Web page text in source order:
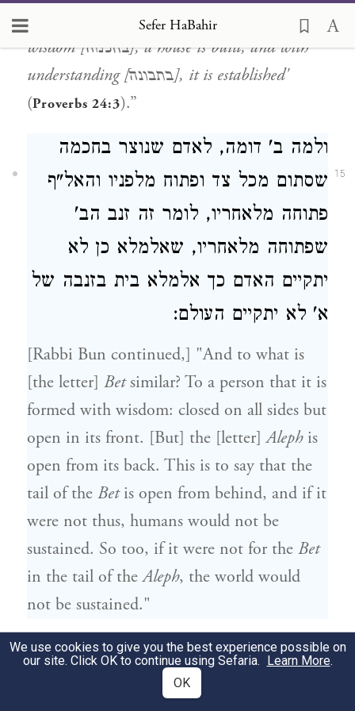
Sefer HaBahir
rather
. This what is written,
'With
wisdom [בחכמה], a house is built, and with
understanding [בתבונה], it is established'
(Proverbs 24:3).”
15
ולמה ב' דומה, לאדם שנוצר בחכמה
שסתום מכל צד ופתוח מלפניו והאל"ף
פתוחה מלאחריו, לומר זה זנב הב'
שפתוחה מלאחריו, שאלמלא כן לא
יתקיים האדם כך אלמלא בית בזנבה של
א' לא יתקיים העולם:
[Rabbi Bun continued,] "And to what is
[the letter] Betsimilar? To a person that it is
formed with wisdom: closed on all sides but
open in its front. [But] the [letter]Alephis
open from its back. This is to say that the
tail of the Betis open from behind, and if it
were not thus, humans would not be
sustained. So too, if it were not for the Bet
in the tail of theAleph, the world would
not be sustained."
אמר ר' רחומאי האורה קדמה לעולם
שענן וערפל סביביו שנאמר (
We use cookies to give you the best experience possible on
our site. Click OK to continue using Sefaria. Learn More.
OK